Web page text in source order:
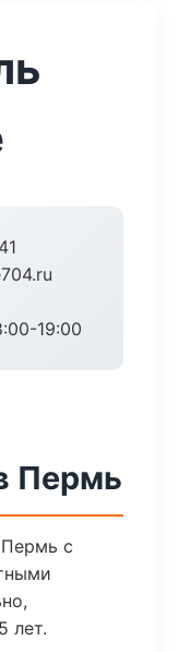
19:00
Пермь
Пермь с
лет.